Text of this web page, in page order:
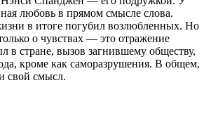
любовь в прямом смысле слова.
в итоге погубил возлюбленных. Но
о чувствах — это отражение
в стране, вызов загнившему обществу,
кроме как саморазрушения. В общем,
свой смысл.